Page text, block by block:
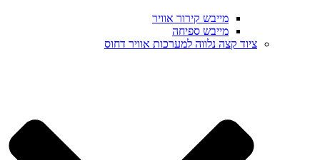
מייבש קירור אוויר
מייבש ספיחה
ציוד קצה נלווה למערכות אוויר דחוס